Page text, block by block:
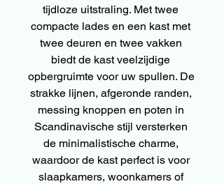
tijdloze uitstraling. Met twee
compacte lades en een kast met
twee deuren en twee vakken
biedt de kast veelzijdige
opbergruimte voor uw spullen. De
strakke lijnen, afgeronde randen,
messing knoppen en poten in
Scandinavische stijl versterken
de minimalistische charme,
waardoor de kast perfect is voor
slaapkamers, woonkamers of